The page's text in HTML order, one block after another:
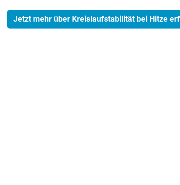
Jetzt mehr über Kreislaufstabilität bei Hitze